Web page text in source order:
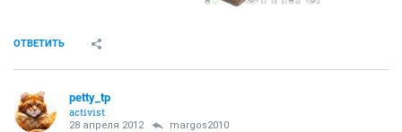
ОТВЕТИТЬ
petty_tp
activist
28 апреля 2012 margos2010